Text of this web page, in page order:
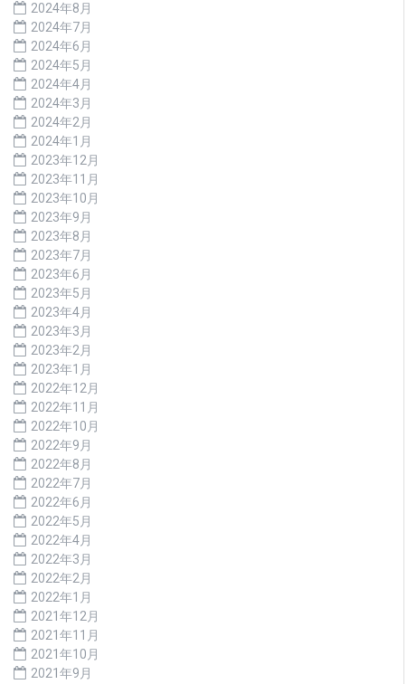
2024年8月
2024年7月
2024年6月
2024年5月
2024年4月
2024年3月
2024年2月
2024年1月
2023年12月
2023年11月
2023年10月
2023年9月
2023年8月
2023年7月
2023年6月
2023年5月
2023年4月
2023年3月
2023年2月
2023年1月
2022年12月
2022年11月
2022年10月
2022年9月
2022年8月
2022年7月
2022年6月
2022年5月
2022年4月
2022年3月
2022年2月
2022年1月
2021年12月
2021年11月
2021年10月
2021年9月